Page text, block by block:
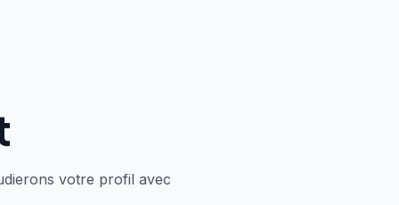
votre profil avec